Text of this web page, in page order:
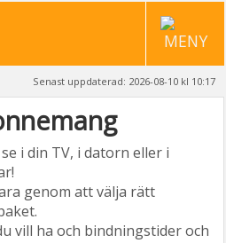
Senast uppdaterad: 2026-08-10 kl 10:17
i din TV, i datorn eller i
genom att välja rätt
vill ha och bindningstider och